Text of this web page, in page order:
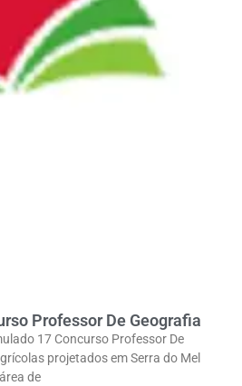
Professor De Geografia
17 Concurso Professor De
projetados em Serra do Mel
de